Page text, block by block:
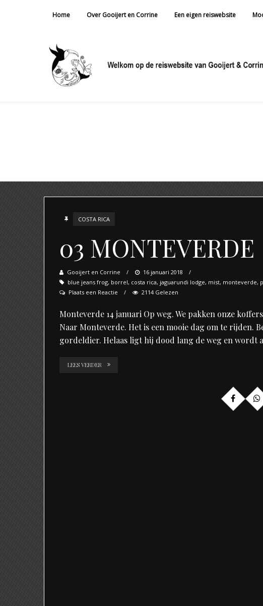
Home Over Gooijert en Corrine Een eigen reiswebsite
COSTA RICA
03 MONTEVERDE
Gooijert en Corrine
Posted
on
16 januari 2018
blue jeans frog, borrel, costa rica, jaguarundi lodge, mist, monteverde,
Plaats een Reactie
2114 Gelezen
Monteverde 14 januari Op weg. We pakken onze
Naar Monteverde. Het is een mooie dag om te rijden.
gordeldier. Helaas ligt hij dood lang de weg en wordt
LEES VERDER